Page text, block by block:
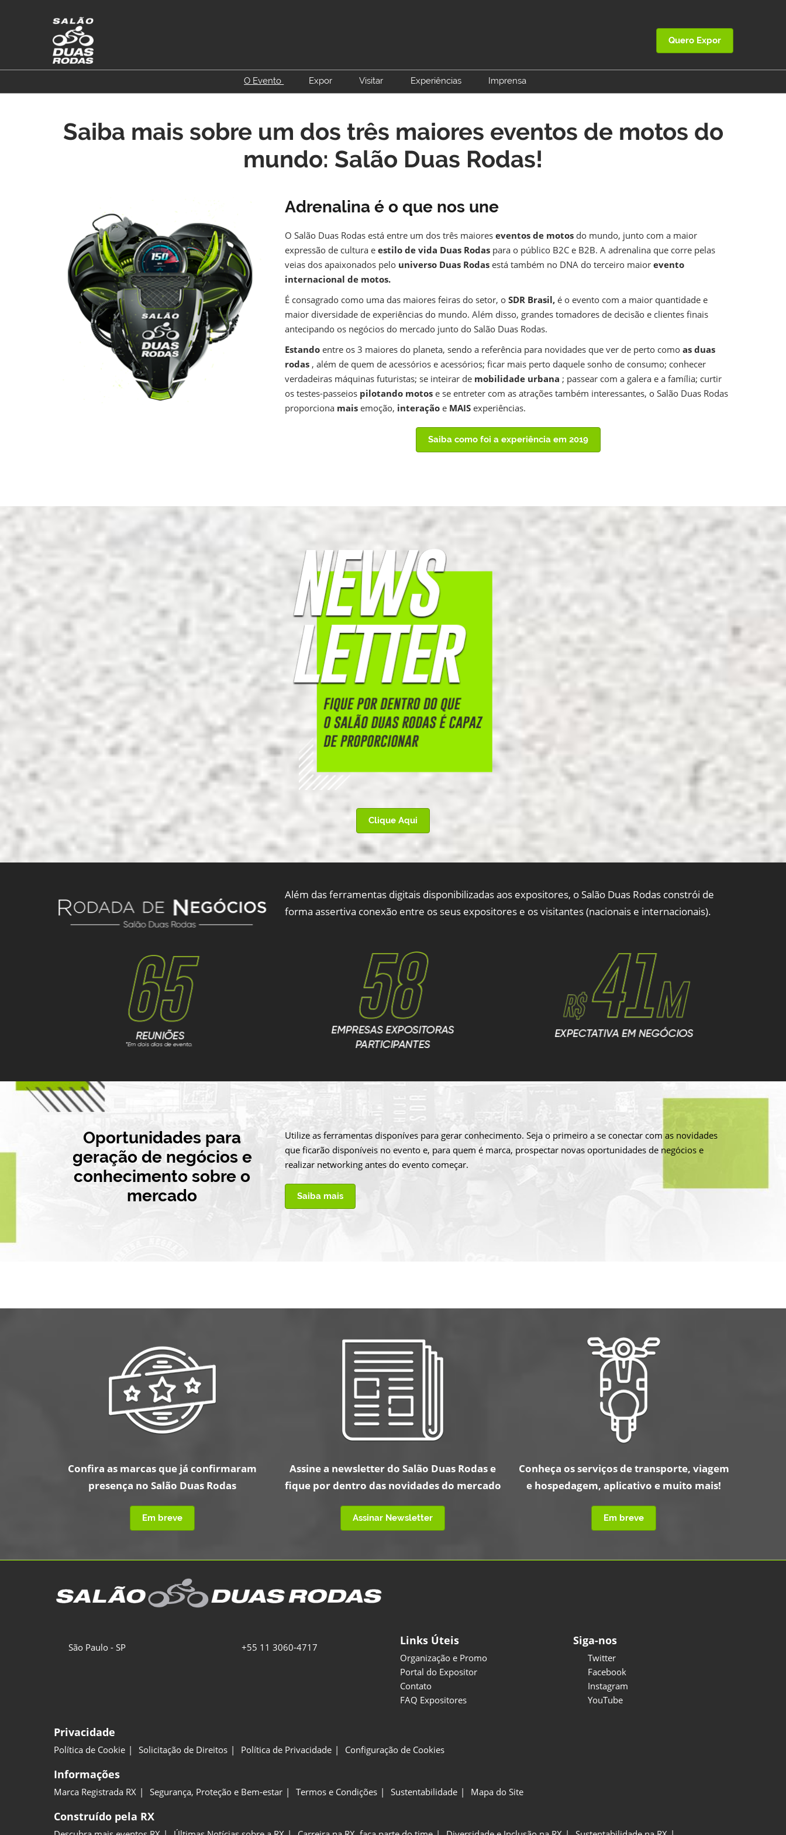
para
o
conteúdo
Quero Expor
O Evento Expor
Já sou Expositor
Contato Comercial
Visitar
Matchmaking
Experiências Imprensa
Assessoria de Imprensa
Saiba mais sobre um dos três maiores eventos de motos do
mundo: Salão Duas Rodas!
Adrenalina é o que nos une
O Salão Duas Rodas está entre um dos três maiores eventos de motosdo mundo, junto com a maior
expressão de cultura e estilo de vida Duas Rodaspara o público B2C e B2B. A adrenalina que corre pelas
veias dos apaixonados pelo universo Duas Rodasestá também no DNA do terceiro maior evento
internacional de motos.
É consagrado como uma das maiores feiras do setor, o SDR Brasil,é o evento com a maior quantidade e
maior diversidade de experiências do mundo. Além disso, grandes tomadores de decisão e clientes finais
antecipando os negócios do mercado junto do Salão Duas Rodas.
Estandoentre os 3 maiores do planeta, sendo a referência para novidades que ver de perto como as duas
rodas, além de quem de acessórios e acessórios; ficar mais perto daquele sonho de consumo; conhecer
verdadeiras máquinas futuristas; se inteirar de mobilidade urbana ; passear com a galera e a família; curtir
os testes-passeios pilotando motose se entreter com as atrações também interessantes, o Salão Duas Rodas
proporciona maisemoção, interaçãoe MAISexperiências.
Saiba como foi a experiência em 2019
Clique Aqui
Além das ferramentas digitais disponibilizadas aos expositores, o Salão Duas Rodas constrói de
forma assertiva conexão entre os seus expositores e os visitantes (nacionais e internacionais).
Oportunidades para
geração de negócios e
conhecimento sobre o
mercado
Utilize as ferramentas disponíves para gerar conhecimento. Seja o primeiro a se conectar com as novidades
que ficarão disponíveis no evento e, para quem é marca, prospectar novas oportunidades de negócios e
realizar networking antes do evento começar.
Saiba mais
Confira as marcas que já confirmaram
presença no Salão Duas Rodas
Em breve
Assine a newsletter do Salão Duas Rodas e
fique por dentro das novidades do mercado
Assinar Newsletter
Conheça os serviços de transporte, viagem
e hospedagem, aplicativo e muito mais!
Em breve
São Paulo - SP +55 11 3060-4717 Links Úteis
Organização e Promo
Portal do Expositor
Contato
FAQ Expositores
Siga-nos
Twitter
Facebook
Instagram
YouTube
Privacidade
Política de Cookie Solicitação de Direitos Política de Privacidade Configuração de Cookies
Informações
Marca Registrada RX Segurança, Proteção e Bem-estar Termos e Condições Sustentabilidade Mapa do Site
Construído pela RX